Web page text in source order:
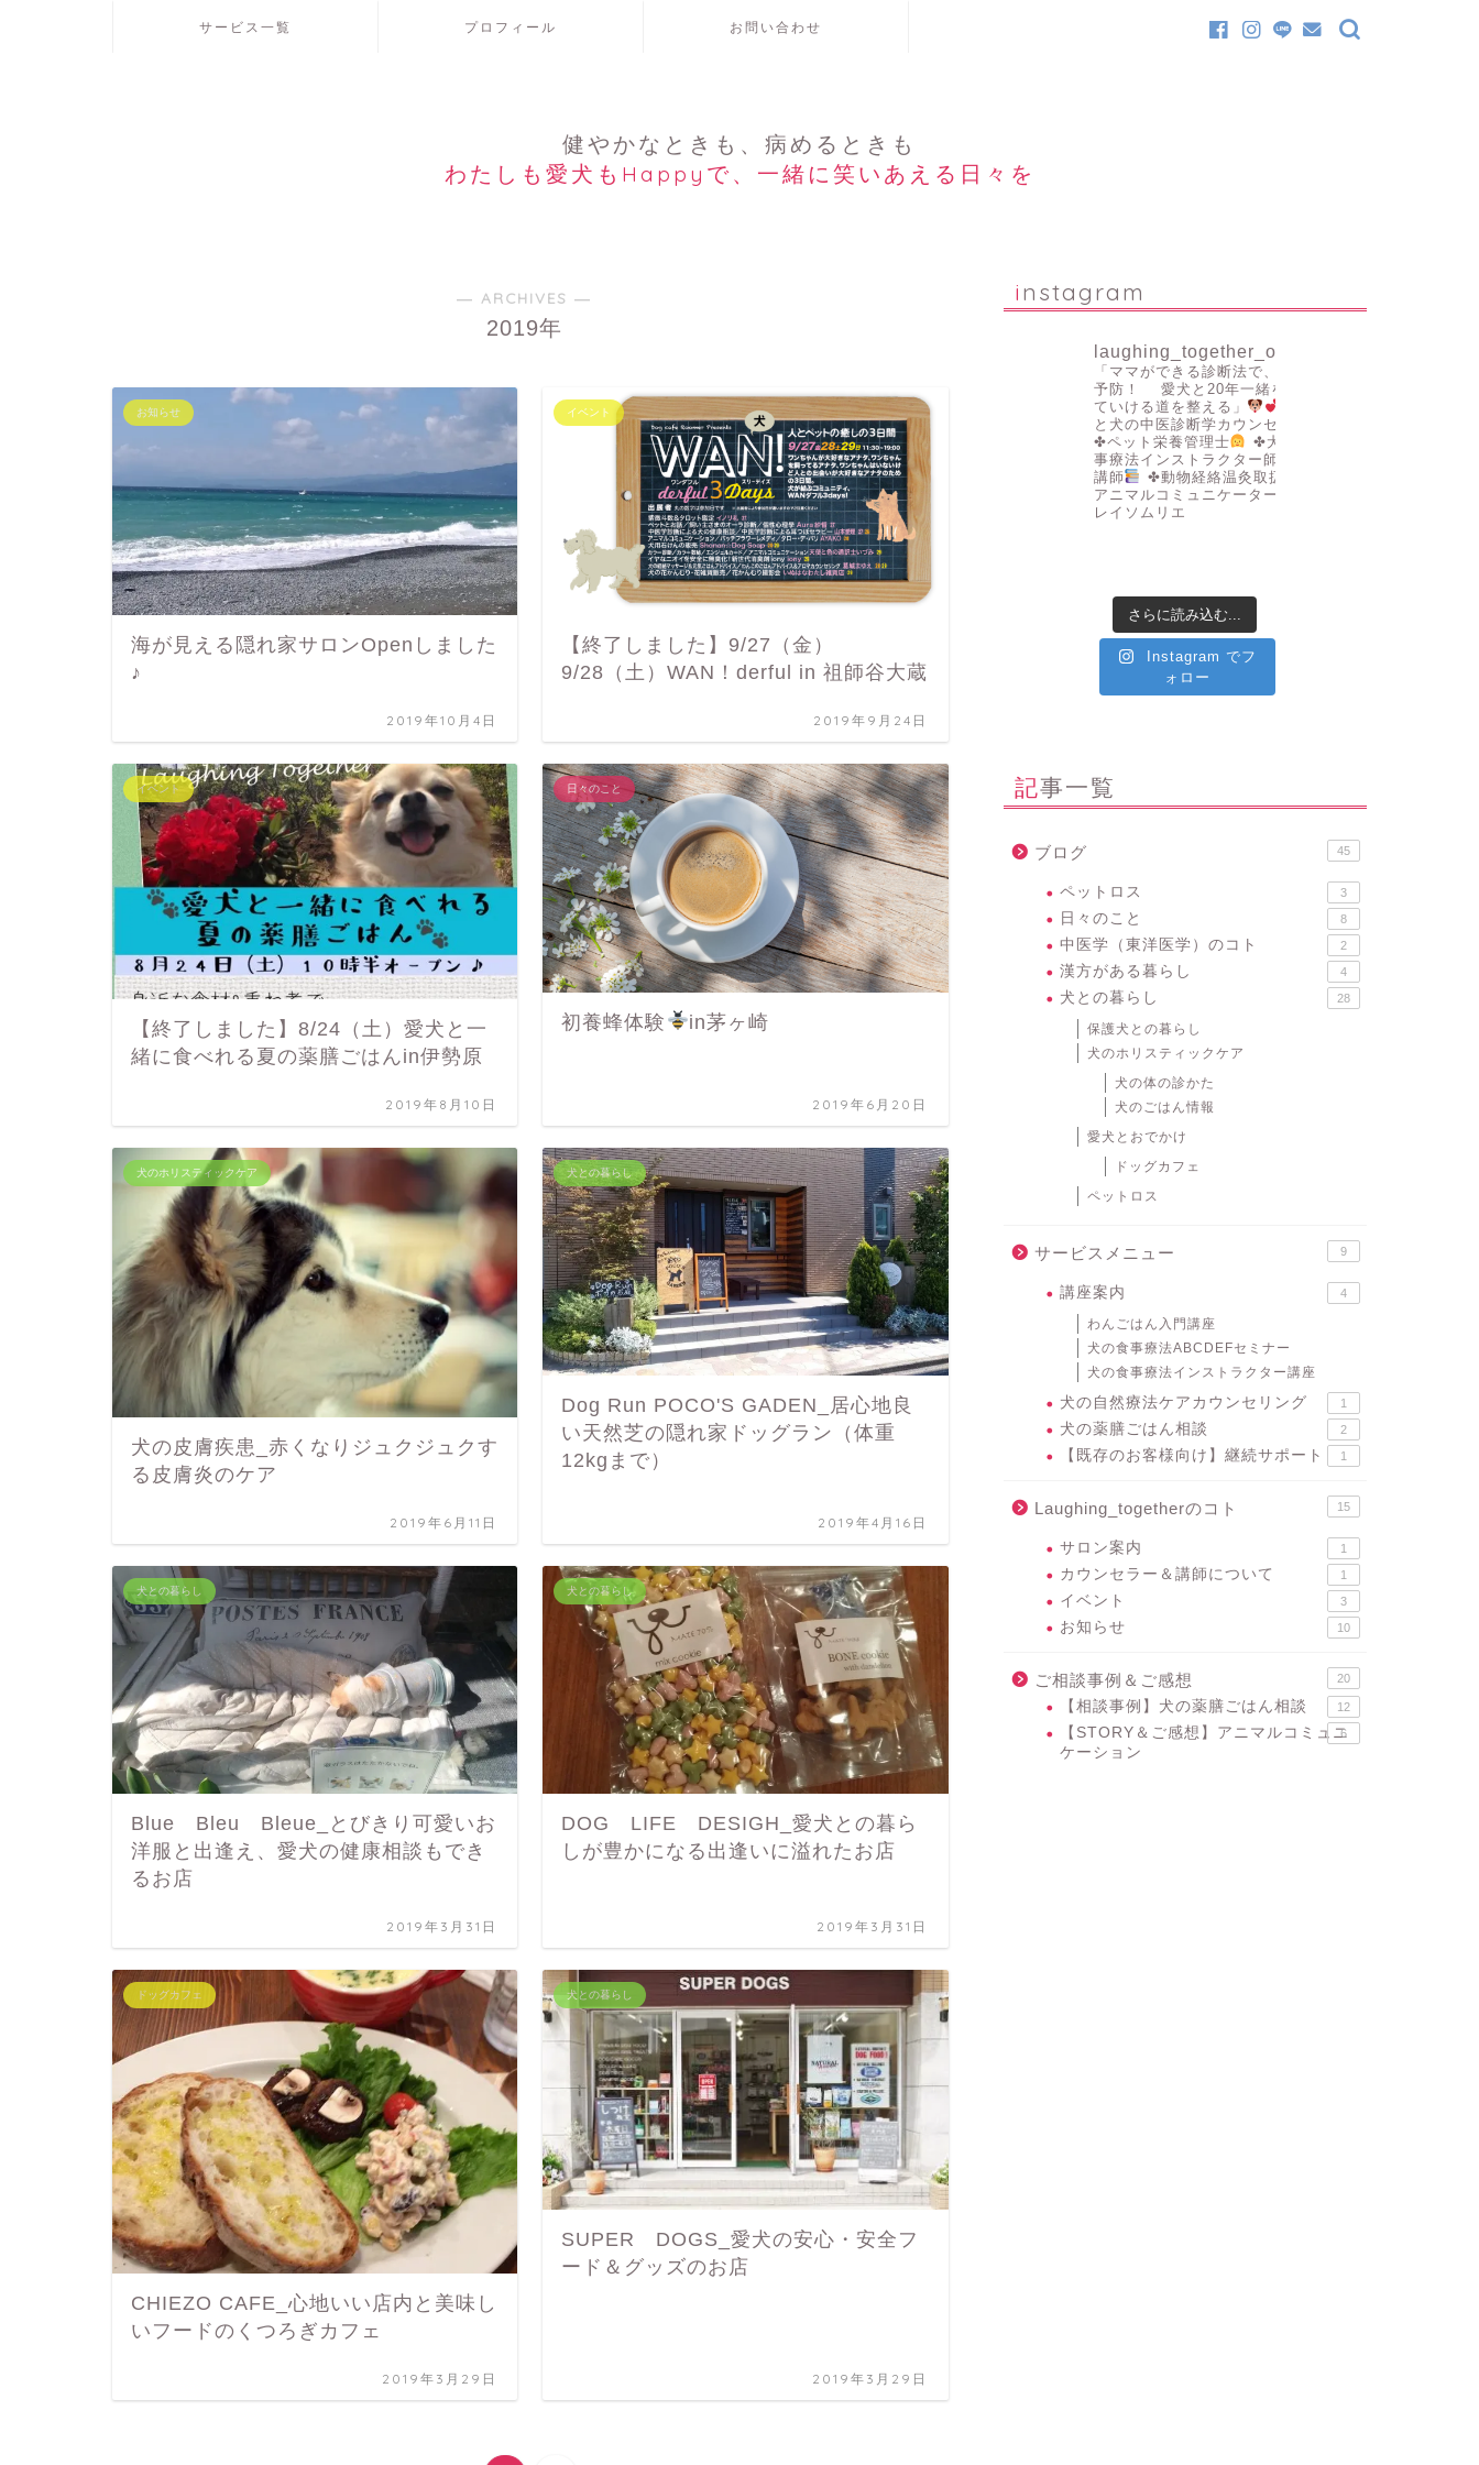
サービス一覧 プロフィール お問い合わせ
健やかなときも、病めるときも
わたしも愛犬もHappyで、一緒に笑いあえる日々を
― ARCHIVES ―
2019年
お知らせ
海が見える隠れ家サロンOpenしました
♪
2019年10月4日
イベント
【終了しました】9/27（金）
9/28（土）WAN！derful in 祖師谷大蔵
2019年9月24日
イベント
【終了しました】8/24（土）愛犬と一
緒に食べれる夏の薬膳ごはんin伊勢原
2019年8月10日
日々のこと
初養蜂体験 in茅ヶ崎
2019年6月20日
犬のホリスティックケア
犬の皮膚疾患_赤くなりジュクジュクす
る皮膚炎のケア
2019年6月11日
犬との暮らし
Dog Run POCO'S GADEN_居心地良
い天然芝の隠れ家ドッグラン（体重
12kgまで）
2019年4月16日
犬との暮らし
Blue Bleu Bleue_とびきり可愛いお
洋服と出逢え、愛犬の健康相談もでき
るお店
2019年3月31日
犬との暮らし
DOG LIFE DESIGH_愛犬との暮ら
しが豊かになる出逢いに溢れたお店
2019年3月31日
ドッグカフェ
CHIEZO CAFE_心地いい店内と美味し
いフードのくつろぎカフェ
2019年3月29日
犬との暮らし
SUPER DOGS_愛犬の安心・安全フ
ード＆グッズのお店
2019年3月29日
instagram
laughing_together_official
「ママができる診断法で、病気を
予防！
愛犬と20年一緒を叶え
ていける道を整える」
と犬の中医診断学カウンセラー
✤ペット栄養管理士
✤犬の食
事療法インストラクター師範認定
講師
✤動物経絡温灸取扱者
アニマルコミュニケーター
レイソムリエ
さらに読み込む...
Instagram でフ
ォロー
記事一覧
ブログ 45
ペットロス 3
日々のこと 8
中医学（東洋医学）のコト 2
漢方がある暮らし 4
犬との暮らし 28
保護犬との暮らし
犬のホリスティックケア
犬の体の診かた
犬のごはん情報
愛犬とおでかけ
ドッグカフェ
ペットロス
サービスメニュー 9
講座案内 4
わんごはん入門講座
犬の食事療法ABCDEFセミナー
犬の食事療法インストラクター講座
犬の自然療法ケアカウンセリング 1
犬の薬膳ごはん相談 2
【既存のお客様向け】継続サポート 1
Laughing_togetherのコト 15
サロン案内 1
カウンセラー＆講師について 1
イベント 3
お知らせ 10
ご相談事例＆ご感想 20
【相談事例】犬の薬膳ごはん相談 12
【STORY＆ご感想】アニマルコミュニ
ケーション
6